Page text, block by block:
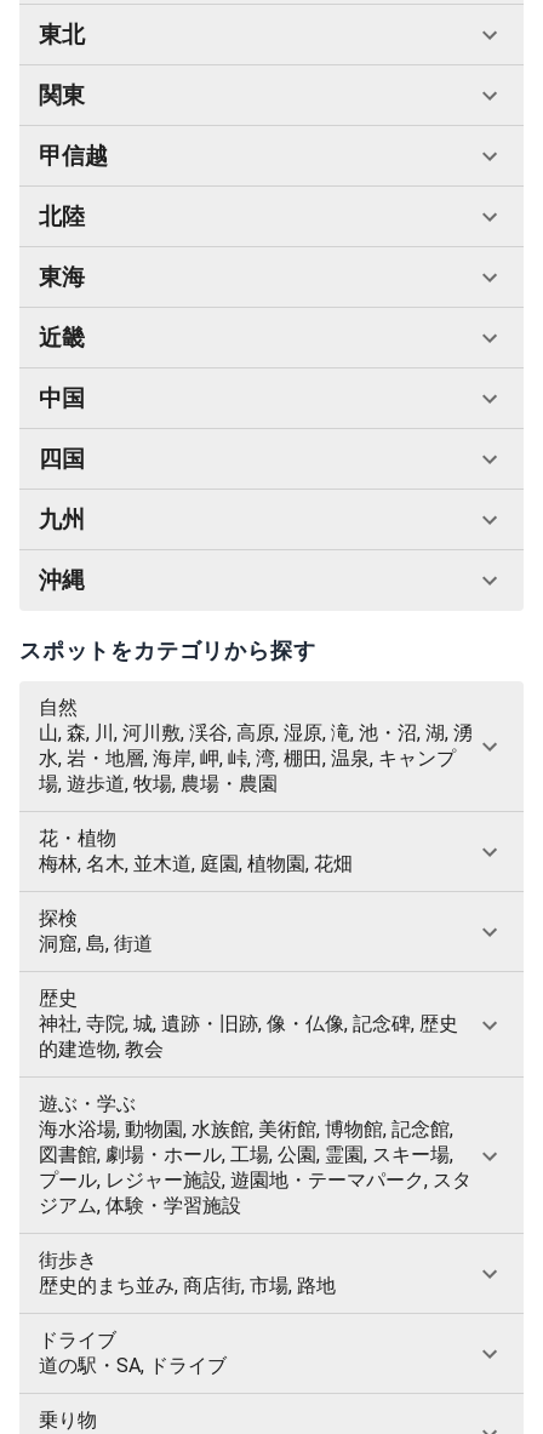
東北
関東
甲信越
北陸
東海
近畿
中国
四国
九州
沖縄
スポットをカテゴリから探す
自然
山, 森, 川, 河川敷, 渓谷, 高原, 湿原, 滝, 池・沼, 湖, 湧
水, 岩・地層, 海岸, 岬, 峠, 湾, 棚田, 温泉, キャンプ
場, 遊歩道, 牧場, 農場・農園
花・植物
梅林, 名木, 並木道, 庭園, 植物園, 花畑
探検
洞窟, 島, 街道
歴史
神社, 寺院, 城, 遺跡・旧跡, 像・仏像, 記念碑, 歴史
的建造物, 教会
遊ぶ・学ぶ
海水浴場, 動物園, 水族館, 美術館, 博物館, 記念館,
図書館, 劇場・ホール, 工場, 公園, 霊園, スキー場,
プール, レジャー施設, 遊園地・テーマパーク, スタ
ジアム, 体験・学習施設
街歩き
歴史的まち並み, 商店街, 市場, 路地
ドライブ
道の駅・SA, ドライブ
乗り物